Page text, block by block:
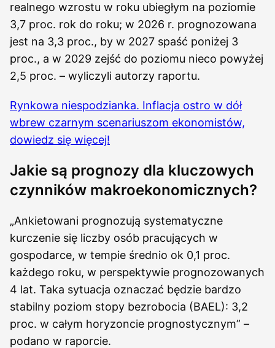
realnego wzrostu w roku ubiegłym na poziomie
3,7 proc. rok do roku; w 2026 r. prognozowana
jest na 3,3 proc., by w 2027 spaść poniżej 3
proc., a w 2029 zejść do poziomu nieco powyżej
2,5 proc. – wyliczyli autorzy raportu.
Rynkowa niespodzianka. Inflacja ostro w dół
wbrew czarnym scenariuszom ekonomistów,
dowiedz się więcej!
Jakie są prognozy dla kluczowych
czynników makroekonomicznych?
„Ankietowani prognozują systematyczne
kurczenie się liczby osób pracujących w
gospodarce, w tempie średnio ok 0,1 proc.
każdego roku, w perspektywie prognozowanych
4 lat. Taka sytuacja oznaczać będzie bardzo
stabilny poziom stopy bezrobocia (BAEL): 3,2
proc. w całym horyzoncie prognostycznym” –
podano w raporcie.